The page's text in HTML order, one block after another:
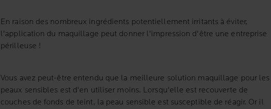
En raison des nombreux ingrédients potentiellement irritants à éviter,
l'application du maquillage peut donner l'impression d'être une entreprise
périlleuse !
Vous avez peut-être entendu que la meilleure solution maquillage pour les
peaux sensibles est d'en utiliser moins. Lorsqu'elle est recouverte de
couches de fonds de teint, la peau sensible est susceptible de réagir. Or il